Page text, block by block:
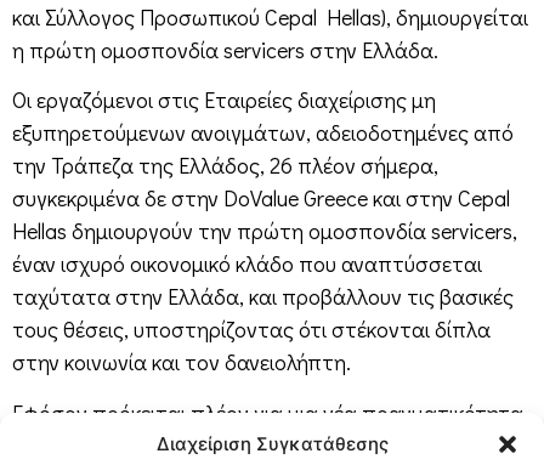
Διαχείριση Συγκατάθεσης
και Σύλλογος Προσωπικού Cepal Hellas), δημιουργείται
η πρώτη ομοσπονδία servicers στην Ελλάδα.
Οι εργαζόμενοι στις Εταιρείες διαχείρισης μη
εξυπηρετούμενων ανοιγμάτων, αδειοδοτημένες από
την Τράπεζα της Ελλάδος, 26 πλέον σήμερα,
συγκεκριμένα δε στην DoValue Greece και στην Cepal
Hellas δημιουργούν την πρώτη ομοσπονδία servicers,
έναν ισχυρό οικονομικό κλάδο που αναπτύσσεται
ταχύτατα στην Ελλάδα, και προβάλλουν τις βασικές
τους θέσεις, υποστηρίζοντας ότι στέκονται δίπλα
στην κοινωνία και τον δανειολήπτη.
Εφόσον πρόκειται πλέον για μια νέα πραγματικότητα,
με ορίζοντα δεκαετιών και ύψος διαχείρισης